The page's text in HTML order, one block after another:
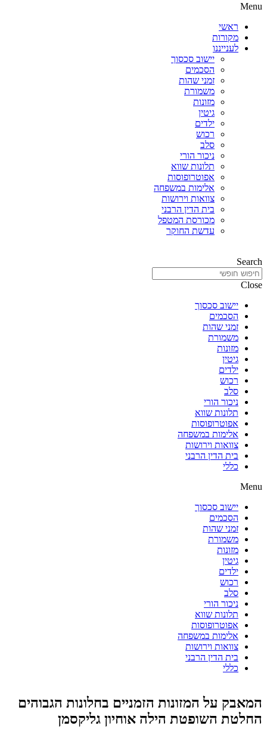
Menu
ראשי
מקורות
לענייננו
יישוב סכסוך
הסכמים
זמני שהות
משמורת
מזונות
גיטין
ילדים
רכוש
סלב
ניכור הורי
תלונות שווא
אפוטרופוסות
אלימות במשפחה
צוואות וירושות
בית הדין הרבני
מכורסת המטפל
עדשת החוקר
Search
Close
יישוב סכסוך
הסכמים
זמני שהות
משמורת
מזונות
גיטין
ילדים
רכוש
סלב
ניכור הורי
תלונות שווא
אפוטרופוסות
אלימות במשפחה
צוואות וירושות
בית הדין הרבני
כללי
Menu
יישוב סכסוך
הסכמים
זמני שהות
משמורת
מזונות
גיטין
ילדים
רכוש
סלב
ניכור הורי
תלונות שווא
אפוטרופוסות
אלימות במשפחה
צוואות וירושות
בית הדין הרבני
כללי
המאבק על המזונות הזמניים בחלונות הגבוהים
החלטת השופטת הילה אוחיון גליקסמן